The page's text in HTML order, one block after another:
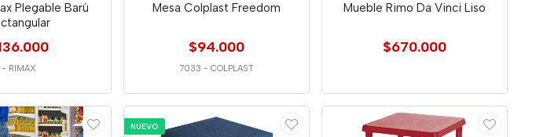
Plegable Barú
- RIMAX
Mesa Colplast Freedom
$94.000
7033 -COLPLAST
Mueble Rimo Da Vinci Liso
$670.000
NUEVO